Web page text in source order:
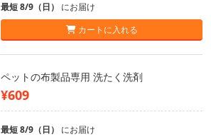
最短 8/9（日） にお届け
カートに入れる
ペットの布製品専用 洗たく洗剤
¥609
最短 8/9（日） にお届け